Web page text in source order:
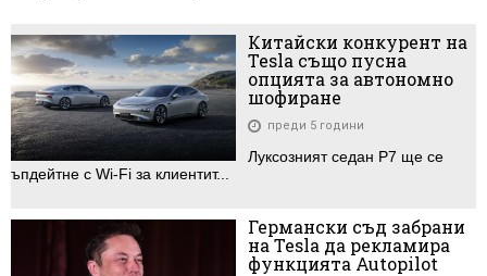
Китайски конкурент на
Tesla също пусна
опцията за автономно
шофиране
преди 5 години
Луксозният седан P7 ще се
ъпдейтне с Wi-Fi за клиентит...
Германски съд забрани
на Tesla да рекламира
функцията Autopilot